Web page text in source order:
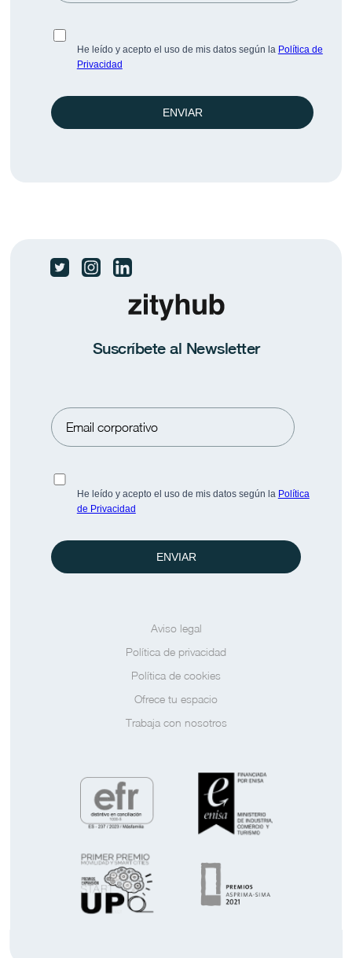
empresas BeFlex.
Las dos Españas ante el fin de curso
El 83,4% de los ocupados no teletrabaja nunca.
Prensa Saber más
He leído y acepto el uso de mis datos según la Política de
Privacidad
ENVIAR
Suscríbete al Newsletter
He leído y acepto el uso de mis datos según la Política
de Privacidad
ENVIAR
Aviso legal
Política de privacidad
Política de cookies
Ofrece tu espacio
Trabaja con nosotros